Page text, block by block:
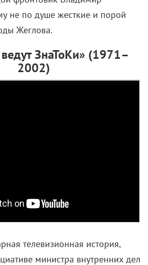
не по душе жесткие и порой
Жеглова.
ведут ЗнаТоКи» (1971–
2002)
телевизионная история,
министра внутренних дел